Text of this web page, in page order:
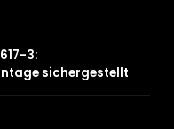
3:
sichergestellt